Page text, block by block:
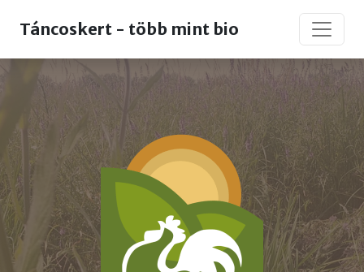
Táncoskert - több mint bio